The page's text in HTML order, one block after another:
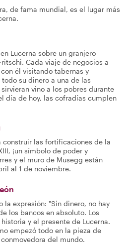
de fama mundial, es el lugar más
Lucerna sobre un granjero
Cada viaje de negocios a
él visitando tabernas y
su dinero a una de las
vino a los pobres durante
día de hoy, las cofradías cumplen
construir las fortificaciones de la
¡un símbolo de poder y
y el muro de Musegg están
al 1 de noviembre.
la expresión: "Sin dinero, no hay
los bancos en absoluto. Los
y el presente de Lucerna.
empezó todo en la pieza de
del mundo.